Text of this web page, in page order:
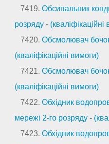
7419. Обсипальник
розряду - (кваліфікаційні
7420. Обсмолювач
(кваліфікаційні вимоги)
7421. Обсмолювач
(кваліфікаційні вимоги)
7422. Обхідник
мережі 2-го розряду -
7423. Обхідник